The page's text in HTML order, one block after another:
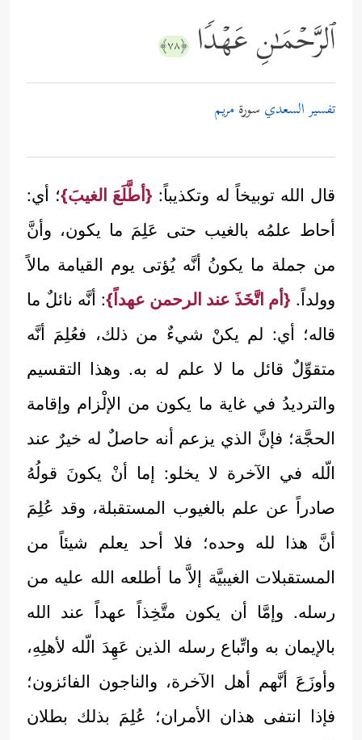
ٱلرَّحۡمَـٰنِ عَهۡدࣰا ﴿٧٨﴾
تفسير السعدي سورة مريم
قال الله توبيخاً له وتكذيباً: {أطَّلَعَ الغيبَ}؛ أي:
أحاط علمُه بالغيب حتى عَلِمَ ما يكون، وأنَّ
من جملة ما يكونُ أنَّه يُؤتى يوم القيامة مالاً
وولداً. {أم اتَّخَذَ عند الرحمن عهداً}: أنَّه نائلٌ ما
قاله؛ أي: لم يكنْ شيءٌ من ذلك، فعُلِمَ أنَّه
متقوِّلٌ قائل ما لا علم له به. وهذا التقسيم
والترديدُ في غاية ما يكون من الإلْزام وإقامة
الحجَّة؛ فإنَّ الذي يزعم أنه حاصلٌ له خيرٌ عند
الّله في الآخرة لا يخلو: إما أنْ يكونَ قولُهُ
صادراً عن علم بالغيوب المستقبلة، وقد عُلِمَ
أنَّ هذا لله وحده؛ فلا أحد يعلم شيئاً من
المستقبلات الغيبيَّة إلاَّ ما أطلعه الله عليه من
رسله. وإمَّا أن يكون متَّخِذاً عهداً عند الله
بالإيمان به واتِّباع رسله الذين عَهِدَ الّله لأهلِهِ،
وأوزَعَ أنَّهم أهل الآخرة، والناجون الفائزون؛
فإذا انتفى هذان الأمران؛ عُلِمَ بذلك بطلان